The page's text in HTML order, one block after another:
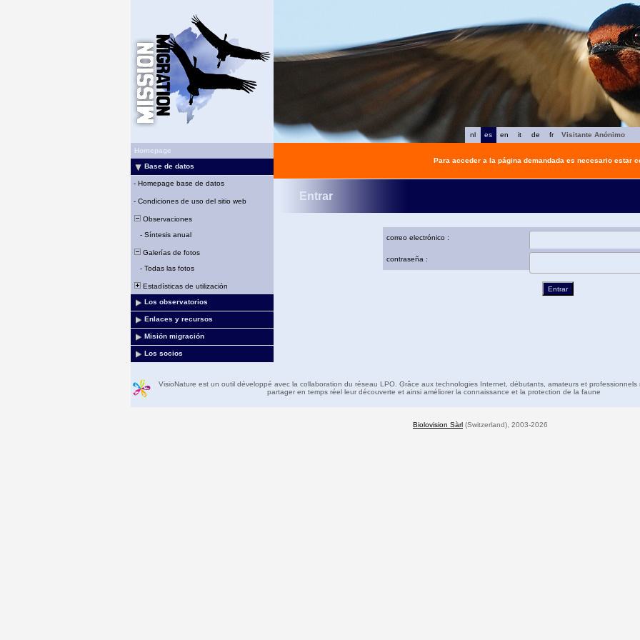
fr
de
it
en
es
nl
Visitante Anónimo
Homepage
Base de datos
- Homepage base de datos
- Condiciones de uso del sitio web
Observaciones
- Síntesis anual
Galerías de fotos
- Todas las fotos
Estadísticas de utilización
Los observatorios
Enlaces y recursos
Misión migración
Los socios
Para acceder a la página demandada es necesario estar
Entrar
correo electrónico :
contraseña :
VisioNature est un outil développé avec la collaboration du réseau LPO. Grâce aux technologies Internet, débutants, amateurs et professionnels
partager en temps réel leur découverte et ainsi améliorer la connaissance et la protection de la faune
Biolovision Sàrl (Switzerland), 2003-2026